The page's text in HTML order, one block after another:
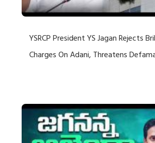
YSRCP President YS Jagan Rejects
Charges On Adani, Threatens